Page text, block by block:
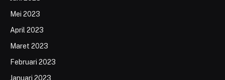
Mei 2023
April 2023
Maret 2023
Februari 2023
Januari 2023